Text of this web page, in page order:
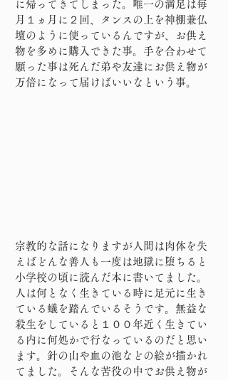
に帰ってきてしまった。唯一の満足は毎
月１ヵ月に２回、タンスの上を神棚兼仏
壇のように使っているんですが、お供え
物を多めに購入できた事。手を合わせて
願った事は死んだ弟や友達にお供え物が
万倍になって届けばいいなという事。
宗教的な話になりますが人間は肉体を失
えばどんな善人も一度は地獄に堕ちると
小学校の頃に読んだ本に書いてました。
人は何となく生きている時に足元に生き
ている蟻を踏んでいるそうです。無益な
殺生をしていると１００年近く生きてい
る内に何処かで行なっているのだと思い
ます。針の山や血の池などの絵が描かれ
てました。そんな苦役の中でお供え物が